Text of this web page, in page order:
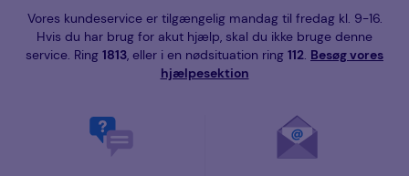
Vores kundeservice er tilgængelig mandag til fredag kl. 9-16.
Hvis du har brug for akut hjælp, skal du ikke bruge denne
service. Ring 1813, eller i en nødsituation ring 112. Besøg vores
hjælpesektion